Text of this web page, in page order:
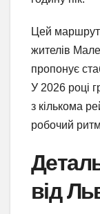
Цей
жителів
пропонує
У 2026 році
з кількома
робочий
від